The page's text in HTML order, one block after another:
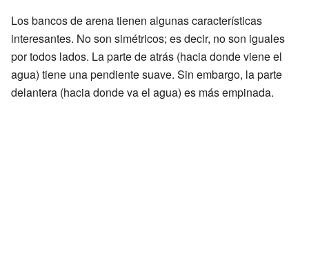
Los bancos de arena tienen algunas características
interesantes. No son simétricos; es decir, no son iguales
por todos lados. La parte de atrás (hacia donde viene el
agua) tiene una pendiente suave. Sin embargo, la parte
delantera (hacia donde va el agua) es más empinada.